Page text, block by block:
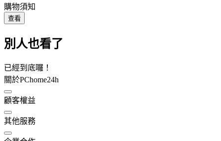
購物須知
查看
別人也看了
已經到底囉！
關於PChome24h
顧客權益
其他服務